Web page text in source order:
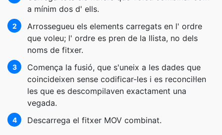
a mínim dos d' ells.
2
Arrossegueu els elements carregats en l' ordre
que voleu; l' ordre es pren de la llista, no dels
noms de fitxer.
3
Comença la fusió, que s'uneix a les dades que
coincideixen sense codificar-les i es reconcil·len
les que es descompilaven exactament una
vegada.
4 Descarrega el fitxer MOV combinat.